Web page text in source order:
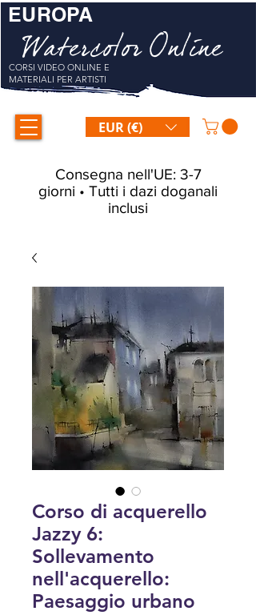
Watercolor Online
CORSI VIDEO ONLINE E
MATERIALI PER ARTISTI
EUR (€)
EUROPA
Consegna nell'UE: 3-7
giorni • Tutti i dazi doganali
inclusi
Corso di acquerello
Jazzy 6:
Sollevamento
nell'acquerello:
Paesaggio urbano